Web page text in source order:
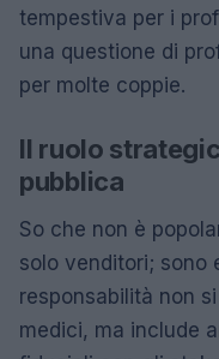
tempestiva per i
una questione di
per molte coppie.
Il ruolo
pubblica
So che non è
solo venditori; sono
responsabilità non
medici, ma include